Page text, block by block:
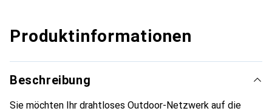
Produktinformationen
Beschreibung
Sie möchten Ihr drahtloses Outdoor-Netzwerk auf die